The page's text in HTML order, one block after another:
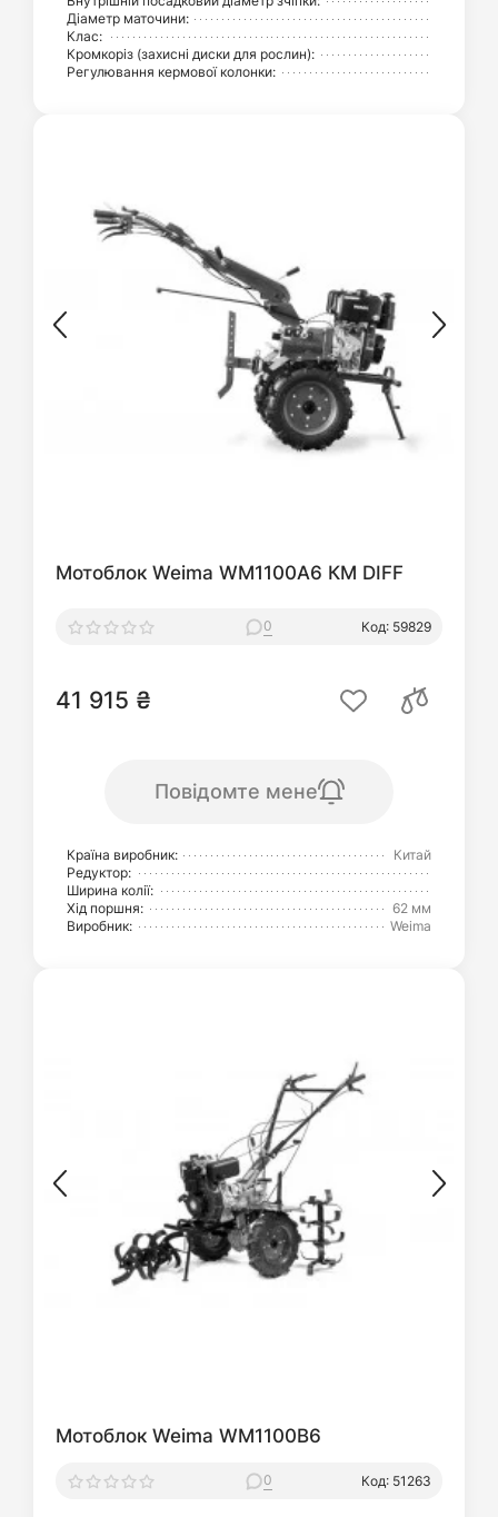
Діаметр маточини:
Клас:
Кромкоріз (захисні диски для рослин):
Регулювання кермової колонки:
Мотоблок Weima WM1100A6 КМ DIFF
0 Код: 59829
41 915 ₴
Повідомте мене
Країна виробник:
Китай
Редуктор:
Ширина колії:
Хід поршня:
62 мм
Виробник:
Weima
Мотоблок Weima WM1100B6
0 Код: 51263